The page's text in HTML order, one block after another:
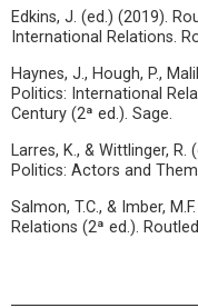
Edkins, J. (ed.) (2019).
International Relations.
Haynes, J., Hough, P.,
Politics: International
Century (2ª ed.). Sage.
Larres, K., & Wittlinger,
Politics: Actors and
Salmon, T.C., & Imber,
Relations (2ª ed.).